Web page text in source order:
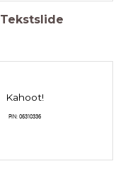
Tekstslide
Kahoot!
PIN: 06310336